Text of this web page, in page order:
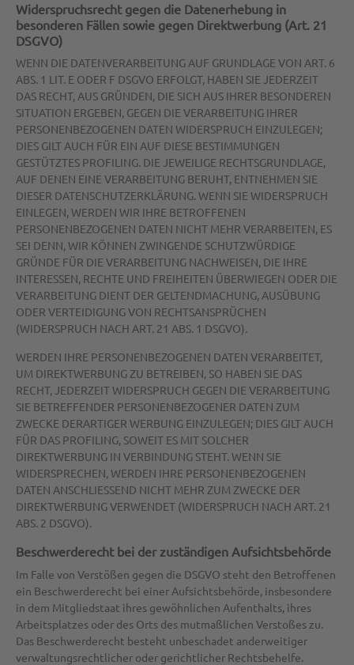
Widerspruchsrecht gegen die Datenerhebung in
besonderen Fällen sowie gegen Direktwerbung (Art. 21
DSGVO)
WENN DIE DATENVERARBEITUNG AUF GRUNDLAGE VON ART. 6
ABS. 1 LIT. E ODER F DSGVO ERFOLGT, HABEN SIE JEDERZEIT
DAS RECHT, AUS GRÜNDEN, DIE SICH AUS IHRER BESONDEREN
SITUATION ERGEBEN, GEGEN DIE VERARBEITUNG IHRER
PERSONENBEZOGENEN DATEN WIDERSPRUCH EINZULEGEN;
DIES GILT AUCH FÜR EIN AUF DIESE BESTIMMUNGEN
GESTÜTZTES PROFILING. DIE JEWEILIGE RECHTSGRUNDLAGE,
AUF DENEN EINE VERARBEITUNG BERUHT, ENTNEHMEN SIE
DIESER DATENSCHUTZERKLÄRUNG. WENN SIE WIDERSPRUCH
EINLEGEN, WERDEN WIR IHRE BETROFFENEN
PERSONENBEZOGENEN DATEN NICHT MEHR VERARBEITEN, ES
SEI DENN, WIR KÖNNEN ZWINGENDE SCHUTZWÜRDIGE
GRÜNDE FÜR DIE VERARBEITUNG NACHWEISEN, DIE IHRE
INTERESSEN, RECHTE UND FREIHEITEN ÜBERWIEGEN ODER DIE
VERARBEITUNG DIENT DER GELTENDMACHUNG, AUSÜBUNG
ODER VERTEIDIGUNG VON RECHTSANSPRÜCHEN
(WIDERSPRUCH NACH ART. 21 ABS. 1 DSGVO).
WERDEN IHRE PERSONENBEZOGENEN DATEN VERARBEITET,
UM DIREKTWERBUNG ZU BETREIBEN, SO HABEN SIE DAS
RECHT, JEDERZEIT WIDERSPRUCH GEGEN DIE VERARBEITUNG
SIE BETREFFENDER PERSONENBEZOGENER DATEN ZUM
ZWECKE DERARTIGER WERBUNG EINZULEGEN; DIES GILT AUCH
FÜR DAS PROFILING, SOWEIT ES MIT SOLCHER
DIREKTWERBUNG IN VERBINDUNG STEHT. WENN SIE
WIDERSPRECHEN, WERDEN IHRE PERSONENBEZOGENEN
DATEN ANSCHLIESSEND NICHT MEHR ZUM ZWECKE DER
DIREKTWERBUNG VERWENDET (WIDERSPRUCH NACH ART. 21
ABS. 2 DSGVO).
Beschwerde­recht bei der zuständigen Aufsichts­behörde
Im Falle von Verstößen gegen die DSGVO steht den Betroffenen
ein Beschwerderecht bei einer Aufsichtsbehörde, insbesondere
in dem Mitgliedstaat ihres gewöhnlichen Aufenthalts, ihres
Arbeitsplatzes oder des Orts des mutmaßlichen Verstoßes zu.
Das Beschwerderecht besteht unbeschadet anderweitiger
verwaltungsrechtlicher oder gerichtlicher Rechtsbehelfe.